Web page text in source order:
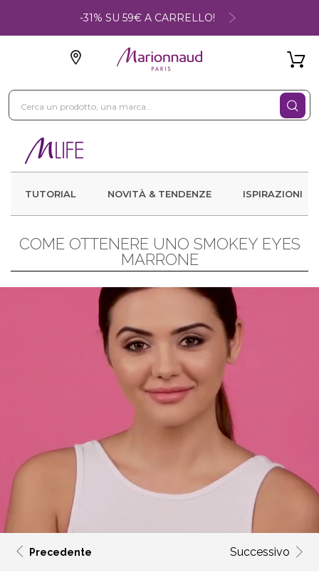
-31% SU 59€ A CARRELLO!
TUTORIAL NOVITÀ & TENDENZE ISPIRAZIONI
COME OTTENERE UNO SMOKEY EYES
MARRONE
Precedente Successivo